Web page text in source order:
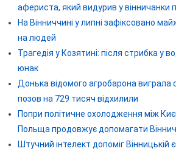
афериста, який видурив у вінничанки
На Вінниччині у липні зафіксовано
на людей
Трагедія у Козятині: після стрибка у
юнак
Донька відомого агробарона виграла
позов на 729 тисяч відхилили
Попри політичне охолодження між
Польща продовжує допомагати
Штучний інтелект допоміг Вінницькій